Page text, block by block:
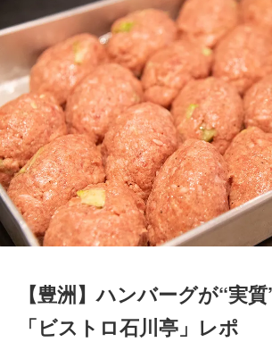
【豊洲】ハンバーグが“実
「ビストロ石川亭」レポ